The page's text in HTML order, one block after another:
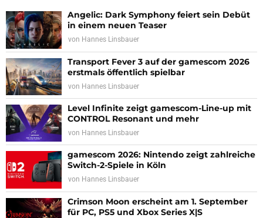
Angelic: Dark Symphony feiert sein Debüt
in einem neuen Teaser
von Hannes Linsbauer
Transport Fever 3 auf der gamescom 2026
erstmals öffentlich spielbar
von Hannes Linsbauer
Level Infinite zeigt gamescom-Line-up mit
CONTROL Resonant und mehr
von Hannes Linsbauer
gamescom 2026: Nintendo zeigt zahlreiche
Switch-2-Spiele in Köln
von Hannes Linsbauer
Crimson Moon erscheint am 1. September
für PC, PS5 und Xbox Series X|S